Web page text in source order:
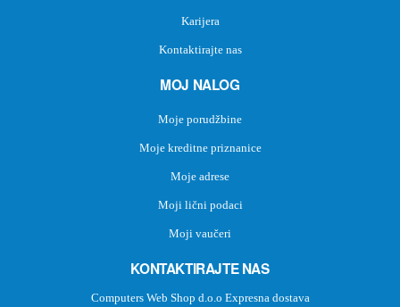
Karijera
Kontaktirajte nas
MOJ NALOG
Moje porudžbine
Moje kreditne priznanice
Moje adrese
Moji lični podaci
Moji vaučeri
KONTAKTIRAJTE NAS
Computers Web Shop d.o.o Expresna dostava